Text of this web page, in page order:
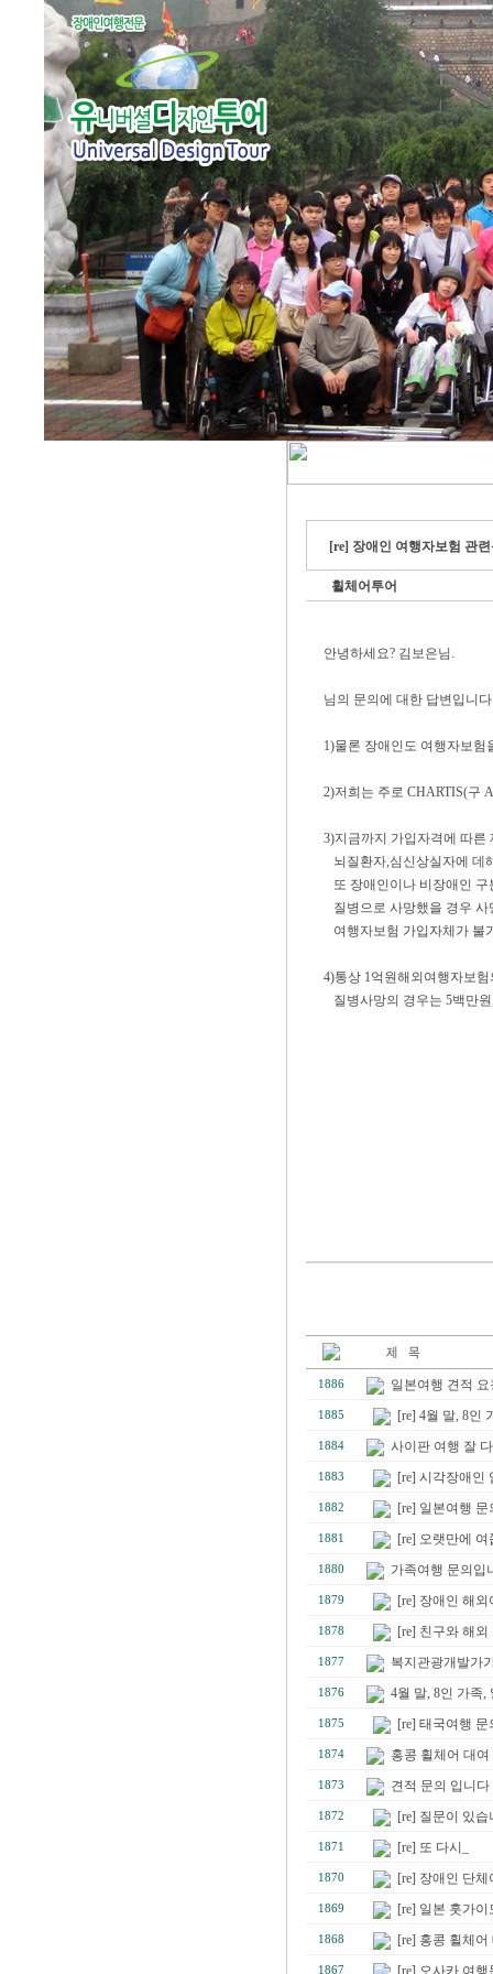
[re] 장애인 여행자보험 관
휠체어투어
안녕하세요? 김보은님.
님의 문의에 대한 답변입니
1)물론 장애인도 여행자보험
2)저희는 주로 CHARTIS(구
3)지금까지 가입자격에 따른
뇌질환자,심신상실자에 데
또 장애인이나 비장애인 구
질병으로 사망했을 경우 사
여행자보험 가입자체가 불
4)통상 1억원해외여행자보
질병사망의 경우는 5백만
1886 일본여행 견적
1885 [re] 4월 말, 8인
1884 사이판 여행 잘
1883 [re] 시각장애인
1882 [re] 일본여행 문
1881 [re] 오랫만에 여
1880 가족여행 문의입
1879 [re] 장애인 해외
1878 [re] 친구와 해
1877 복지관광개발가
1876 4월 말, 8인 가족,
1875 [re] 태국여행 문
1874 홍콩 휠체어 대여
1873 견적 문의 입니다
1872 [re] 질문이 있습
1871 [re] 또 다시_
1870 [re] 장애인 단
1869 [re] 일본 훗가
1868 [re] 홍콩 휠체어
1867 [re] 오사카 여행